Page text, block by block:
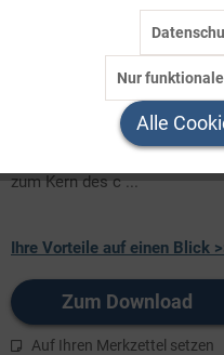
Jesus und die Tora
Auswirkungen des
Bis heute sind dieZehn
Vorstellungen von Gut und
Grund, aber vor allen
zum Kern des c ...
Ihre Vorteile auf einen Blick
Zum Download
Auf Ihren Merkzettel setzen
Nur
Alle